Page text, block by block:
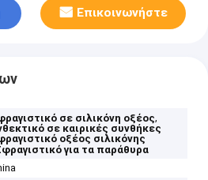
Επικοινωνήστε
σε σιλικόνη οξέος,
σε καιρικές συνθήκες
οξέος σιλικόνης
για τα παράθυρα